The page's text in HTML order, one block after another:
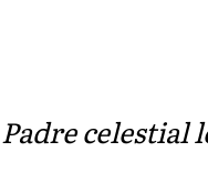
celestial